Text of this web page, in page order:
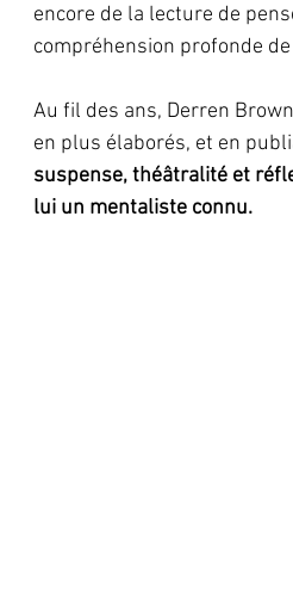
encore de la lecture de
compréhension profonde
Au fil des ans, Derren
en plus élaborés, et en
suspense, théâtralité et
lui un mentaliste connu.